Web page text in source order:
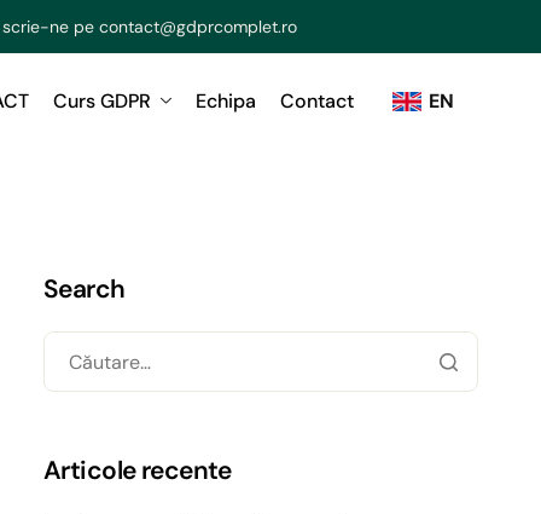
scrie-ne pe contact@gdprcomplet.ro
Curs GDPR Echipa Contact EN
Search
Articole recente